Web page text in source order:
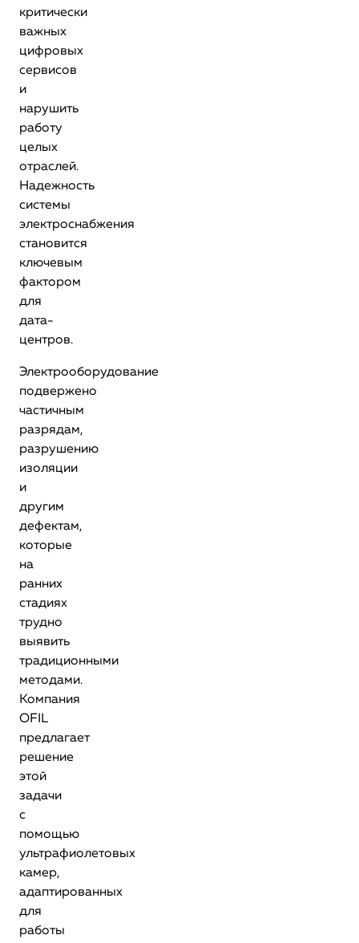
критически
важных
цифровых
сервисов
и
нарушить
работу
целых
отраслей.
Надежность
системы
электроснабжения
становится
ключевым
фактором
для
дата-
центров.
Электрооборудование
подвержено
частичным
разрядам,
разрушению
изоляции
и
другим
дефектам,
которые
на
ранних
стадиях
трудно
выявить
традиционными
методами.
Компания
OFIL
предлагает
решение
этой
задачи
с
помощью
ультрафиолетовых
камер,
адаптированных
для
работы